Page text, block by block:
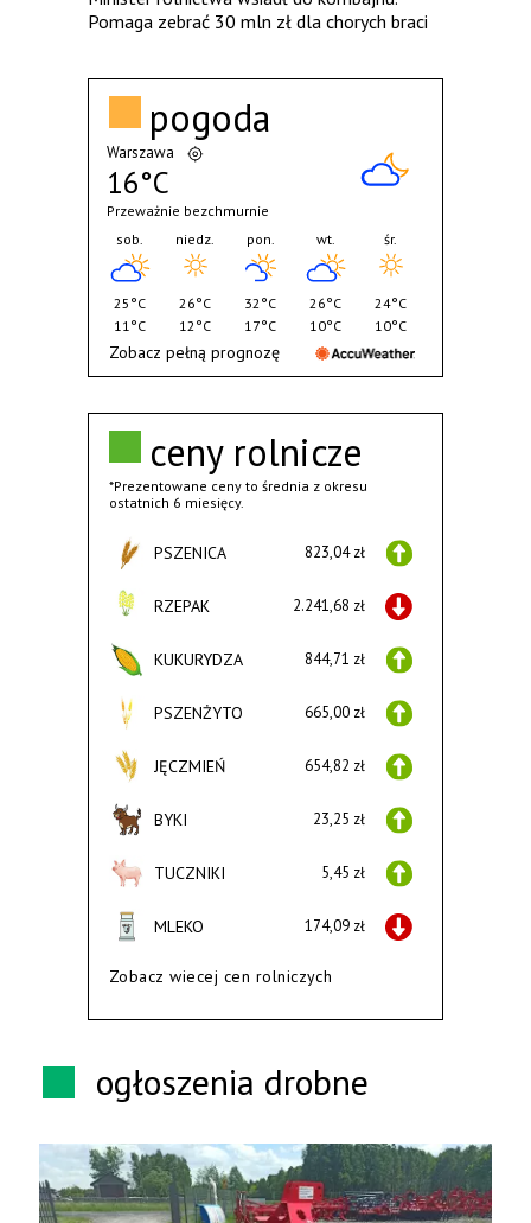
Pomaga zebrać 30 mln zł dla chorych braci
ceny rolnicze
*Prezentowane ceny to średnia z okresu
ostatnich 6 miesięcy.
PSZENICA 823,04 zł
RZEPAK 2.241,68 zł
KUKURYDZA 844,71 zł
PSZENŻYTO 665,00 zł
JĘCZMIEŃ 654,82 zł
BYKI 23,25 zł
TUCZNIKI 5,45 zł
MLEKO 174,09 zł
Zobacz wiecej cen rolniczych
pogoda
Warszawa
16°C
Przeważnie bezchmurnie
sob.
25°C
11°C
niedz.
26°C
12°C
pon.
32°C
17°C
wt.
26°C
10°C
śr.
24°C
10°C
Zobacz pełną prognozę
ogłoszenia drobne